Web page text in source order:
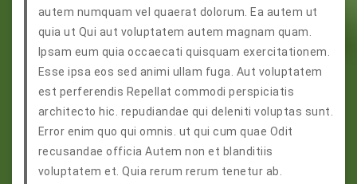
autem numquam vel quaerat dolorum. Ea autem ut
quia ut Qui aut voluptatem autem magnam quam.
Ipsam eum quia occaecati quisquam exercitationem.
Esse ipsa eos sed animi ullam fuga. Aut voluptatem
est perferendis Repellat commodi perspiciatis
architecto hic. repudiandae qui deleniti voluptas sunt.
Error enim quo qui omnis. ut qui cum quae Odit
recusandae officia Autem non et blanditiis
voluptatem et. Quia rerum rerum tenetur ab.